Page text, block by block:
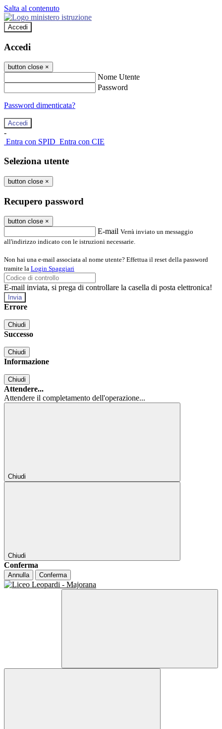
Salta al contenuto
Accedi
Accedi
button close ×
Nome Utente
Password
Password dimenticata?
-
Entra con SPID Entra con CIE
Seleziona utente
button close ×
Recupero password
button close ×
E-mail Verrà inviato un messaggio
all'indirizzo indicato con le istruzioni necessarie.
Non hai una e-mail associata al nome utente? Effettua il reset della password
tramite la Login Spaggiari
E-mail inviata, si prega di controllare la casella di posta elettronica!
Errore
Chiudi
Successo
Chiudi
Informazione
Chiudi
Attendere...
Attendere il completamento dell'operazione...
Chiudi
Chiudi
Conferma
Annulla Conferma